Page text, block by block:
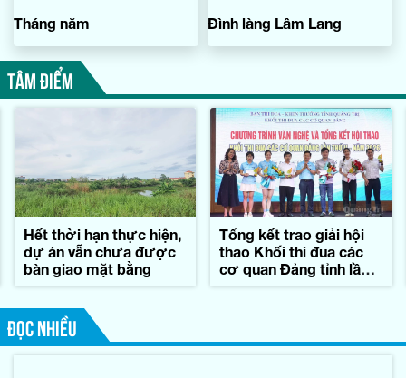
Tháng năm Đình làng Lâm Lang
TÂM ĐIỂM
Hết thời hạn thực hiện,
dự án vẫn chưa được
bàn giao mặt bằng
Tổng kết trao giải hội
thao Khối thi đua các
cơ quan Đảng tỉnh lần
ĐỌC NHIỀU